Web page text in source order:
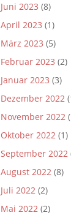
Juni 2023 (8)
April 2023 (1)
März 2023 (5)
Februar 2023 (2)
Januar 2023 (3)
Dezember 2022
November 2022
Oktober 2022 (1)
September 2022
August 2022 (8)
Juli 2022 (2)
Mai 2022 (2)